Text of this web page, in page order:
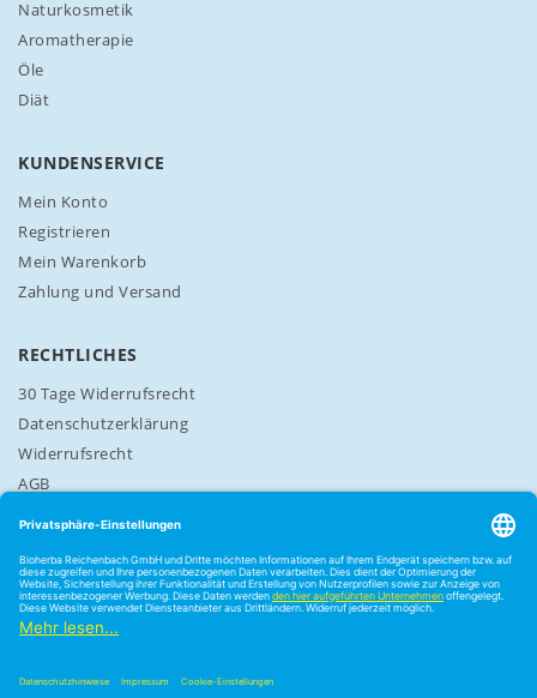
e
t
t
e
n
Naturkosmetik
Aromatherapie
Öle
Diät
KUNDENSERVICE
Mein Konto
Registrieren
Mein Warenkorb
Zahlung und Versand
RECHTLICHES
30 Tage Widerrufsrecht
Datenschutzerklärung
Widerrufsrecht
AGB